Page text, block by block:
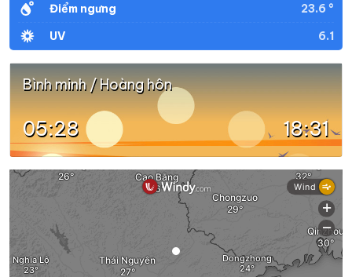
Điểm ngưng
23.6 °
UV
6.1
Bình minh / Hoàng hôn
05:28 18:31